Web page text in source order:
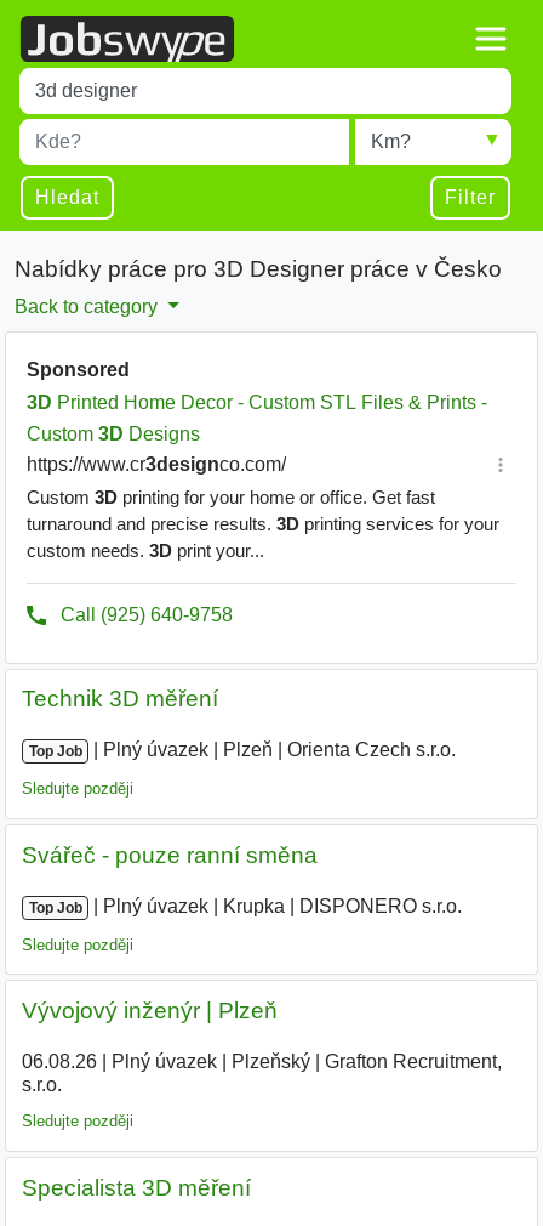
Title
Type 1 or more characters for results.
Místo
Type 1 or more characters for results.
Radius
Hledat Filter
Nabídky práce pro 3D Designer práce v Česko
Back to category
Technik 3D měření
Top Job Plný úvazek Plzeň Orienta Czech s.r.o.
Sledujte později
Svářeč - pouze ranní směna
Top Job Plný úvazek Krupka DISPONERO s.r.o.
Sledujte později
Vývojový inženýr | Plzeň
06.08.26| Plný úvazek| Plzeňský|
Grafton Recruitment,
s.r.o.
Sledujte později
Specialista 3D měření